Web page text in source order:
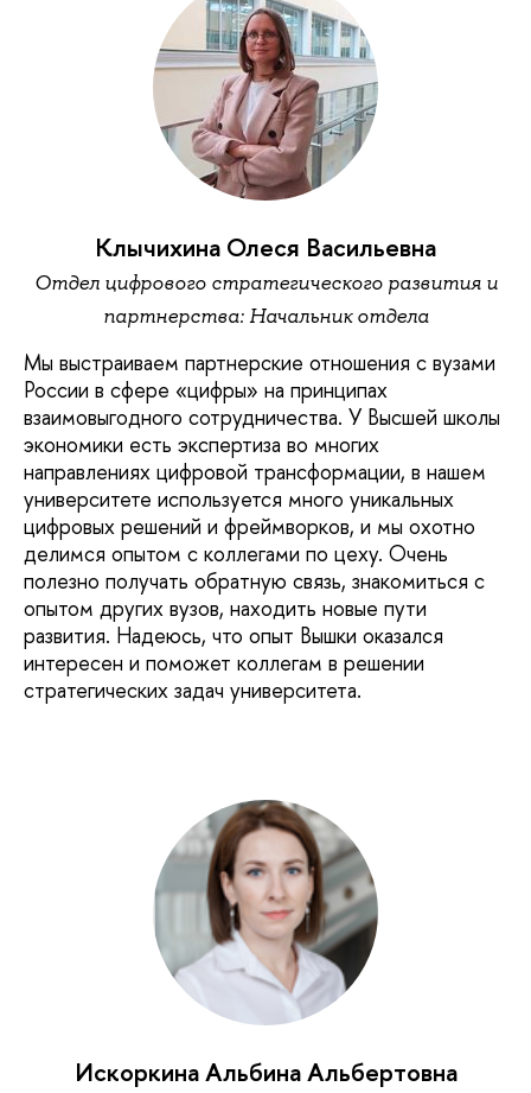
Клычихина Олеся Васильевна
Отдел цифрового стратегического развития и
партнерства: Начальник отдела
Мы выстраиваем партнерские отношения с вузами
России в сфере «цифры» на принципах
взаимовыгодного сотрудничества. У Высшей школы
экономики есть экспертиза во многих
направлениях цифровой трансформации, в нашем
университете используется много уникальных
цифровых решений и фреймворков, и мы охотно
делимся опытом с коллегами по цеху. Очень
полезно получать обратную связь, знакомиться с
опытом других вузов, находить новые пути
развития. Надеюсь, что опыт Вышки оказался
интересен и поможет коллегам в решении
стратегических задач университета.
Искоркина Альбина Альбертовна